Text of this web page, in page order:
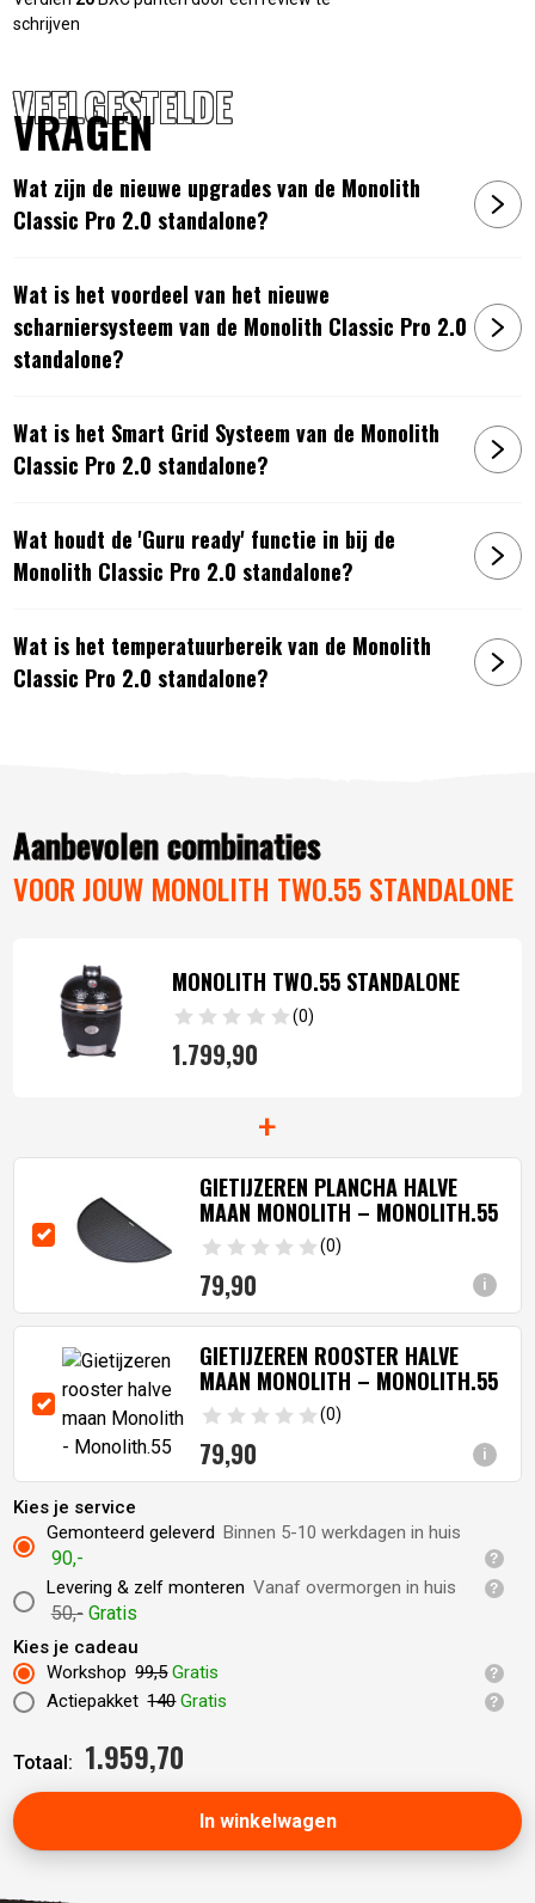
2.0 Smart Grid system
2 halve maan RVS roosters
2 SGS-lifters
Specificaties
Materiaal: roestvrij staal, silicaatkeramiek (met
levenslange garantie)
Afmetingen: 120 x 71 x 120 cm
Gewicht: ongeveer 115 kg
schrijven
VEELGESTELDE
VRAGEN
Wat zijn de nieuwe upgrades van de Monolith
Classic Pro 2.0 standalone?
Wat is het voordeel van het nieuwe
scharniersysteem van de Monolith Classic Pro 2.0
standalone?
Wat is het Smart Grid Systeem van de Monolith
Classic Pro 2.0 standalone?
Wat houdt de 'Guru ready' functie in bij de
Monolith Classic Pro 2.0 standalone?
Wat is het temperatuurbereik van de Monolith
Classic Pro 2.0 standalone?
Aanbevolen combinaties
VOOR JOUW MONOLITH TWO.55 STANDALONE
MONOLITH TWO.55 STANDALONE
(0)
1.799,90
+
i
GIETIJZEREN PLANCHA HALVE
MAAN MONOLITH – MONOLITH.55
(0)
79,90
i
GIETIJZEREN ROOSTER HALVE
MAAN MONOLITH – MONOLITH.55
(0)
79,90
Kies je service
Gemonteerd geleverd Binnen 5-10 werkdagen in huis
90,-
Levering & zelf monteren Vanaf overmorgen in huis
50,- Gratis
Kies je cadeau
Workshop 99,5Gratis
Actiepakket 140Gratis
Totaal: 1.959,70
In winkelwagen